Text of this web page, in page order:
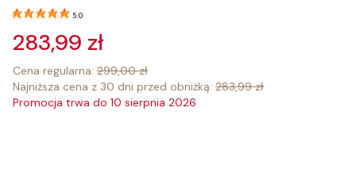
5.0
283,99 zł
Cena regularna: 299,00 zł
Najniższa cena z 30 dni przed obniżką: 283,99 zł
Promocja trwa do 10 sierpnia 2026